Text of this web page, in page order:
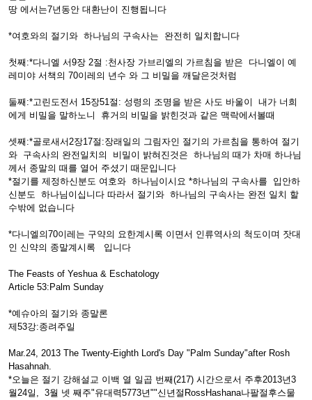
땅 에서는7년동안 대환난이 진행됩니다
*여호와의 절기와 하나님의 구속사는 완전히 일치합니다
첫째:*다니엘 서9장 2절 :천사장 가브리엘의 가르침을 받은 다니엘이 예
레미야 서책의 70이레의 년수 와 그 비밀을 깨달은것처럼
둘째:*고린도전서 15장51절: 성령의 조명을 받은 사도 바울이 내가 너희
에게 비밀을 말하노니 휴거의 비밀을 밝힌것과 같은 맥락에서볼때
셋째:*골로새서2장17절:장래일의 그림자인 절기의 가르침을 통하여 절기
와 구속사의 완전일치의 비밀이 밝혀진것은 하나님의 때가 차매 하나님
께서 종말의 때를 열어 주셨기 때문입니다
*절기를 제정하신분도 여호와 하나님이시요 *하나님의 구속사를 입안하
신분도 하나님이십니다 따라서 절기와 하나님의 구속사는 완전 일치 할
수밖에 없습니다
*다니엘의70이레는 구약의 요한계시록 이면서 인류역사의 척도이며 잣대
인 신약의 종말계시록 입니다
The Feasts of Yeshua & Eschatology
Article 53:Palm Sunday
*예슈아의 절기와 종말론
제53강:종려주일
Mar.24, 2013 The Twenty-Eighth Lord's Day "Palm Sunday"after Rosh
Hasahnah.
*오늘은 절기 강해설교 이백 열 일곱 번째(217) 시간으로서 주후2013년3
월24일, 3월 넷 째주"유대력5773년""신년절RossHashana나팔절후스물